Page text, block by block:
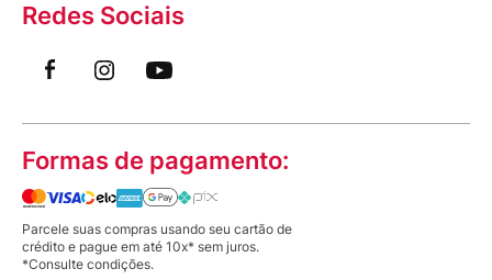
Redes Sociais
Formas de pagamento:
Parcele suas compras usando seu cartão de
crédito e pague em até 10x* sem juros.
*Consulte condições.